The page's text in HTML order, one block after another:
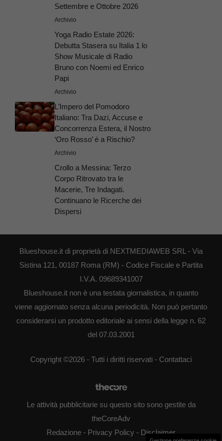
Settembre e Ottobre 2026
Archivio
Yoga Radio Estate 2026:
Debutta Stasera su Italia 1 lo
Show Musicale di Radio
Bruno con Noemi ed Enrico
Papi
Archivio
L’Impero del Pomodoro
Italiano: Tra Dazi, Accuse e
Concorrenza Estera, il Nostro
‘Oro Rosso’ è a Rischio?
Archivio
Crollo a Messina: Terzo
Corpo Ritrovato tra le
Macerie, Tre Indagati.
Continuano le Ricerche dei
Dispersi
Blueshouse.it di proprietà di NEXTMEDIAWEB SRL - Via
Sistina 121, 00187 Roma (RM) - Codice Fiscale e Partita
I.V.A. 09689341007
Blueshouse.it non è una testata giornalistica, in quanto
viene aggiornato senza alcuna periodicità. Non può pertanto
considerarsi un prodotto editoriale ai sensi della legge n. 62
del 07.03.2001
Copyright ©2026 - Tutti i diritti riservati - Contattaci
Le attività pubblicitarie su questo sito sono gestite da
theCoreAdv
Redazione - Privacy Policy - Disclaimer